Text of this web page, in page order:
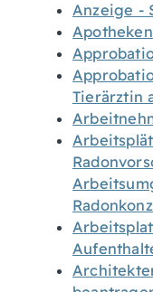
Anzeige -
Tierärztin